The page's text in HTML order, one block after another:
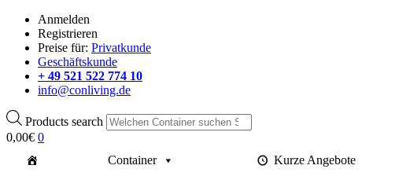
Anmelden
Registrieren
Preise für: Privatkunde
Geschäftskunde
+ 49 521 522 774 10
info@conliving.de
Products search
0,00€ 0
Container
Kurze Angebote